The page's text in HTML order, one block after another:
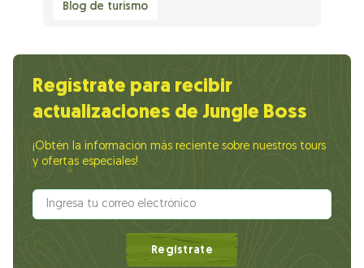
Blog de turismo
Regístrate para recibir
actualizaciones de Jungle Boss
¡Obtén la información más reciente sobre nuestros tours
y ofertas especiales!
Regístrate